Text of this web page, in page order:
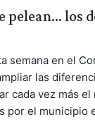
pelean... los
semana en el
las
cada vez más
por el municipio